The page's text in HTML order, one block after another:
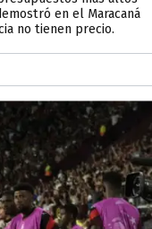
en el Maracaná
no tienen precio.